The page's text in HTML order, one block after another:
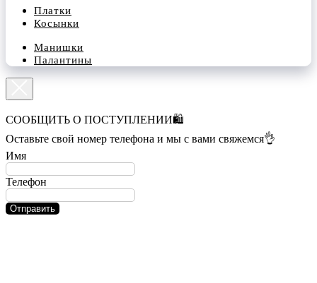
Платки
Косынки
Манишки
Палантины
СООБЩИТЬ О ПОСТУПЛЕНИИ🛍️
Оставьте свой номер телефона и мы с вами свяжемся👌
Имя
Телефон
Отправить